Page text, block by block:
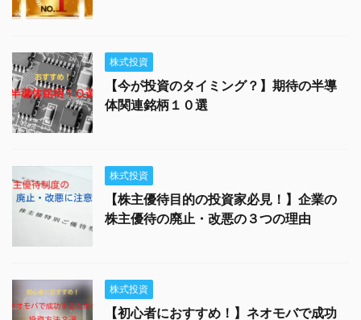
株式投資
【今が投資のタイミング？】期待の半導
体関連銘柄１０選
株式投資
【株主優待目的の投資家必見！】企業の
株主優待の廃止・改悪の３つの理由
株式投資
【初心者におすすめ！】ネオモバで成功